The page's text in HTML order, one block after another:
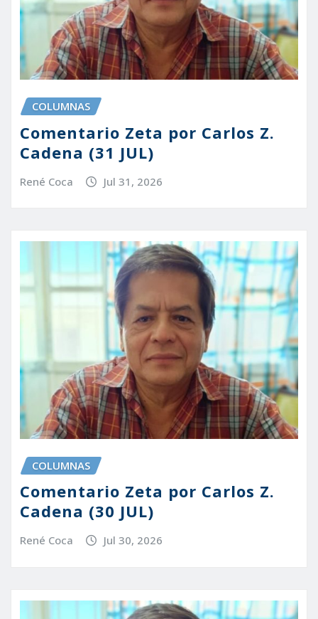
COLUMNAS
Comentario Zeta por Carlos Z.
Cadena (31 JUL)
René Coca Jul 31, 2026
COLUMNAS
Comentario Zeta por Carlos Z.
Cadena (30 JUL)
René Coca Jul 30, 2026